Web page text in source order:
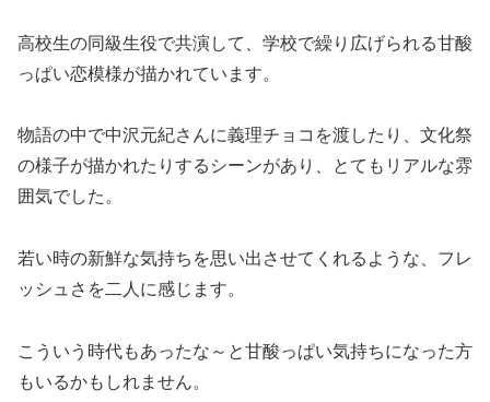
高校生の同級生役で共演して、学校で繰り広げられる甘酸
っぱい恋模様が描かれています。
物語の中で中沢元紀さんに義理チョコを渡したり、文化祭
の様子が描かれたりするシーンがあり、とてもリアルな雰
囲気でした。
若い時の新鮮な気持ちを思い出させてくれるような、フレ
ッシュさを二人に感じます。
こういう時代もあったな～と甘酸っぱい気持ちになった方
もいるかもしれません。